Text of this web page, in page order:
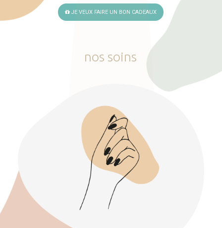
JE VEUX FAIRE UN BON CADEAUX
nos soins